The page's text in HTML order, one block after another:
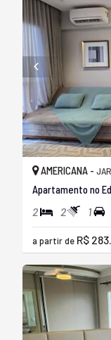
AMERICANA -
Apartamento no
2 2 1
a partir de R$